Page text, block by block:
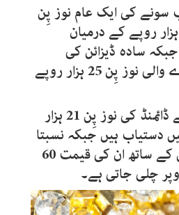
سونے کی ایک عام نوز پِن
اب تقریباً 6 سے 15 ہزار روپے کے درمیان
سادہ ڈیزائن کی
والی نوز پِن25ہزار روپے
کچھ برانڈز پر چھوٹے ڈائمنڈ کی نوز پِن 21 ہزار
میں دستیاب ہیں جبکہ نسبتا
بہتر معیار اور ڈیزائن کے ساتھ ان کی قیمت 60
چلی جاتی ہے۔